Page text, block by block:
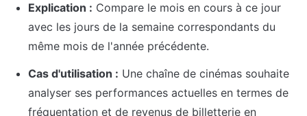
Explication : Compare le mois en cours à ce jour
avec les jours de la semaine correspondants du
même mois de l'année précédente.
Cas d'utilisation : Une chaîne de cinémas souhaite
analyser ses performances actuelles en termes de
fréquentation et de revenus de billetterie en